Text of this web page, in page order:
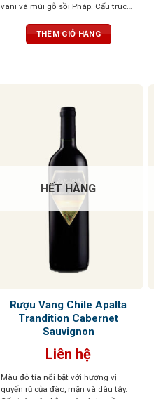
vani và mùi gỗ sồi Pháp. Cấu trúc
sâu lắng
THÊM GIỎ HÀNG
HẾT HÀNG
Rượu Vang Chile Apalta
Trandition Cabernet
Sauvignon
Liên hệ
Màu đỏ tía nổi bật với hương vị
quyến rũ của đào, mận và dâu tây.